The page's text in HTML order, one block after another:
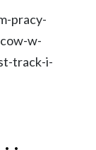
pracy-
w-
track-i-